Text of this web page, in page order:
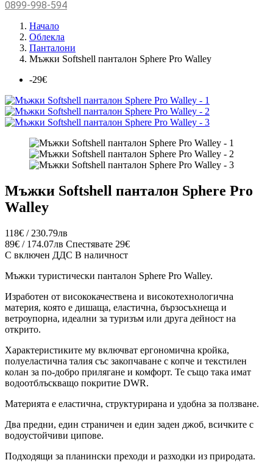
0899-998-594
Начало
Облекла
Панталони
Мъжки Softshell панталон Sphere Pro Walley
-29€
Мъжки Softshell панталон Sphere Pro
Walley
118€ / 230.79лв
89€ / 174.07лв Спестявате 29€
С включен ДДС В наличност
Мъжки туристически панталон Sphere Pro Walley.
Изработен от висококачественa и високотехнологична
материя, която е дишаща, еластична, бързосъхнеща и
ветроупорна, идеални за туризъм или друга дейност на
открито.
Характеристиките му включват ергономична кройка,
полуеластична талия със закопчаване с копче и текстилен
колан за по-добро прилягане и комфорт. Те също така имат
водоотблъскващо покритие DWR.
Материята е еластична, структурирана и удобна за ползване.
Два предни, един страничен и един заден джоб, всичките с
водоустойчиви ципове.
Подходящи за планински преходи и разходки из природата.